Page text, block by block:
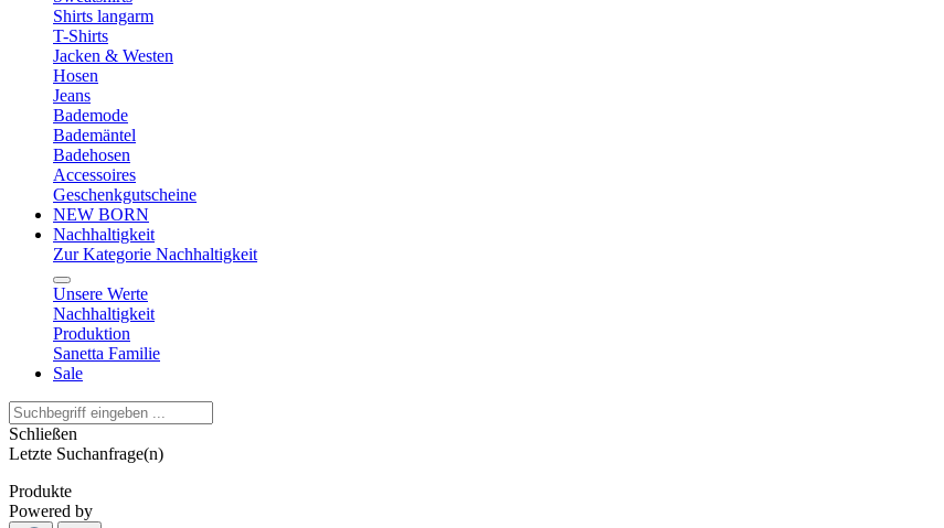
Shirts langarm
T-Shirts
Jacken & Westen
Hosen
Jeans
Bademode
Bademäntel
Badehosen
Accessoires
Geschenkgutscheine
NEW BORN
Nachhaltigkeit
Zur Kategorie Nachhaltigkeit
Unsere Werte
Nachhaltigkeit
Produktion
Sanetta Familie
Sale
Schließen
Letzte Suchanfrage(n)
Produkte
Powered by